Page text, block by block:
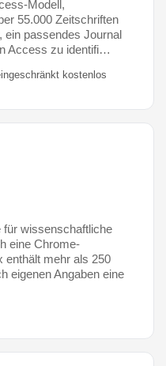
Modell,
55.000 Zeitschriften
ein passendes Journal
Access zu identifi…
kostenlos
wissenschaftliche
eine Chrome-
enthält mehr als 250
eigenen Angaben eine